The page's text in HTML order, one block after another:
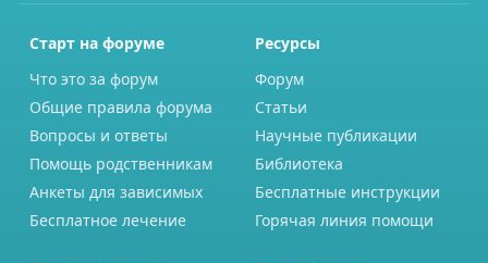
Старт на форуме
Что это за форум
Общие правила форума
Вопросы и ответы
Помощь родственникам
Анкеты для зависимых
Бесплатное лечение
Ресурсы
Форум
Статьи
Научные публикации
Библиотека
Бесплатные инструкции
Горячая линия помощи